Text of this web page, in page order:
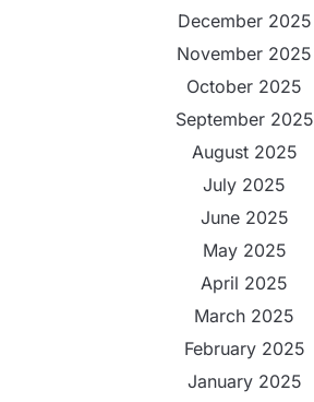
December 2025
November 2025
October 2025
September 2025
August 2025
July 2025
June 2025
May 2025
April 2025
March 2025
February 2025
January 2025